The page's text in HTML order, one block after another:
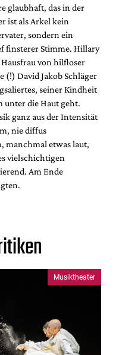
glaubhaft, das in der
ist als Arkel kein
sondern ein
finsterer Stimme. Hillary
von hilfloser
(!) David Jakob Schläger
seiner Kindheit
unter die Haut geht.
ganz aus der Intensität
nie diffus
manchmal etwas laut,
vielschichtigen
Am Ende
Musiktheater